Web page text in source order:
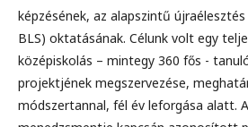
képzésének, az alapszintű
BLS) oktatásának. Célunk volt egy
középiskolás – mintegy 360 fős -
projektjének megszervezése,
módszertannal, fél év leforgása alatt.